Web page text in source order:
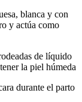
blanca y con
y actúa como
de líquido
la piel húmeda
durante el parto